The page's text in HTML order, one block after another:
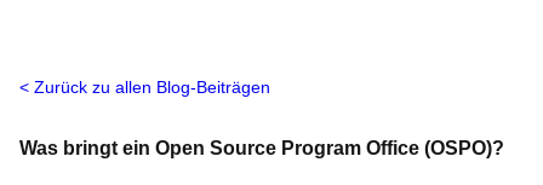
Zurück zu allen Blog-Beiträgen
Was bringt ein Open Source Program Office (OSPO)?